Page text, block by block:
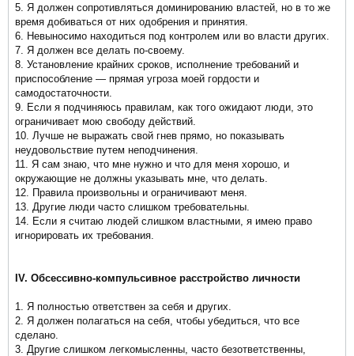
5. Я должен сопротивляться доминированию властей, но в то же
время добиваться от них одобрения и принятия.
6. Невыносимо находиться под контролем или во власти других.
7. Я должен все делать по-своему.
8. Установление крайних сроков, исполнение требований и
приспособление — прямая угроза моей гордости и
самодостаточности.
9. Если я подчиняюсь правилам, как того ожидают люди, это
ограничивает мою свободу действий.
10. Лучше не выражать свой гнев прямо, но показывать
неудовольствие путем неподчинения.
11. Я сам знаю, что мне нужно и что для меня хорошо, и
окружающие не должны указывать мне, что делать.
12. Правила произвольны и ограничивают меня.
13. Другие люди часто слишком требовательны.
14. Если я считаю людей слишком властными, я имею право
игнорировать их требования.
IV. Обсессивно-компульсивное расстройство личности
1. Я полностью ответствен за себя и других.
2. Я должен полагаться на себя, чтобы убедиться, что все
сделано.
3. Другие слишком легкомысленны, часто безответственны,